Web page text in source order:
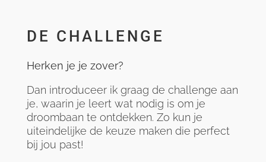
DE CHALLENGE
Herken je je zover?
Dan introduceer ik graag de challenge aan
je, waarin je leert wat nodig is om je
droombaan te ontdekken. Zo kun je
uiteindelijke de keuze maken die perfect
bij jou past!